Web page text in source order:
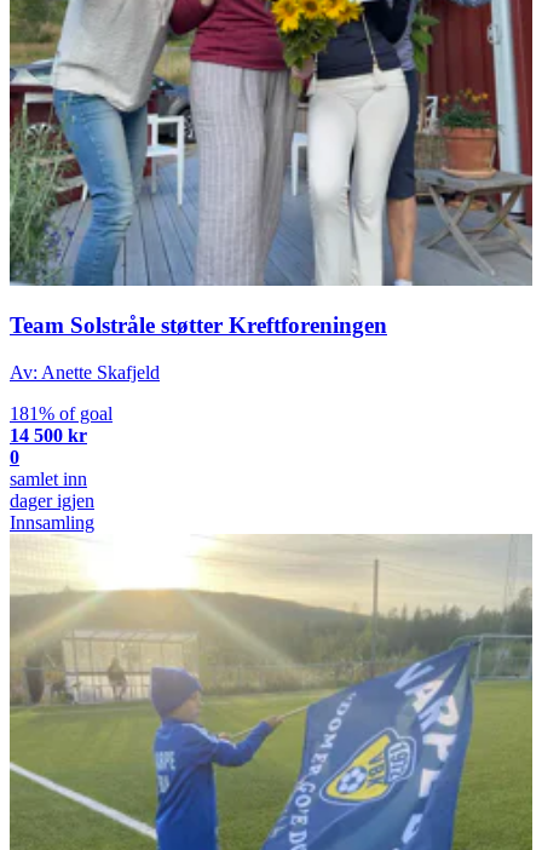
Team Solstråle støtter Kreftforeningen
Av: Anette Skafjeld
181% of goal
14 500 kr
0
samlet inn
dager igjen
Innsamling